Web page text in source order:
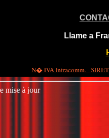
Llame a
N� IVA Intracomm. -
mise à jour